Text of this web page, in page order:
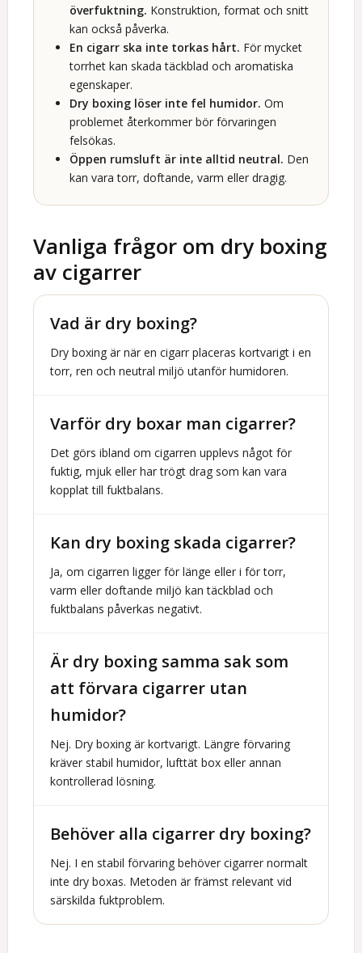
överfuktning. Konstruktion, format och snitt
kan också påverka.
En cigarr ska inte torkas hårt. För mycket
torrhet kan skada täckblad och aromatiska
egenskaper.
Dry boxing löser inte fel humidor. Om
problemet återkommer bör förvaringen
felsökas.
Öppen rumsluft är inte alltid neutral. Den
kan vara torr, doftande, varm eller dragig.
Vanliga frågor om dry boxing
av cigarrer
Vad är dry boxing?
Dry boxing är när en cigarr placeras kortvarigt i en
torr, ren och neutral miljö utanför humidoren.
Varför dry boxar man cigarrer?
Det görs ibland om cigarren upplevs något för
fuktig, mjuk eller har trögt drag som kan vara
kopplat till fuktbalans.
Kan dry boxing skada cigarrer?
Ja, om cigarren ligger för länge eller i för torr,
varm eller doftande miljö kan täckblad och
fuktbalans påverkas negativt.
Är dry boxing samma sak som
att förvara cigarrer utan
humidor?
Nej. Dry boxing är kortvarigt. Längre förvaring
kräver stabil humidor, lufttät box eller annan
kontrollerad lösning.
Behöver alla cigarrer dry boxing?
Nej. I en stabil förvaring behöver cigarrer normalt
inte dry boxas. Metoden är främst relevant vid
särskilda fuktproblem.